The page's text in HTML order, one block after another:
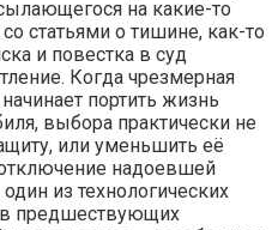
на какие-то
статьями о тишине, как-то
и повестка в суд
Когда чрезмерная
портить жизнь
выбора практически не
или уменьшить её
надоевшей
из технологических
предшествующих